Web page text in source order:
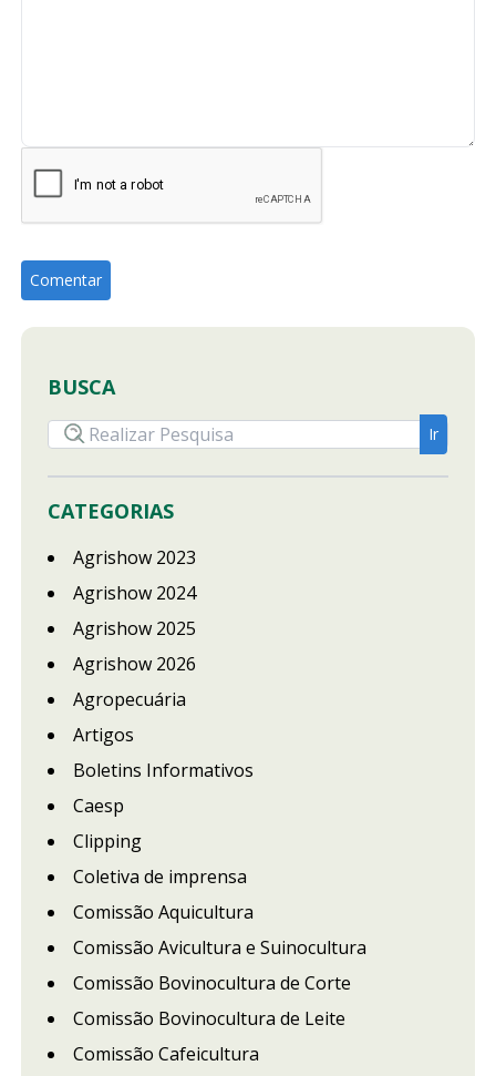
BUSCA
CATEGORIAS
Agrishow 2023
Agrishow 2024
Agrishow 2025
Agrishow 2026
Agropecuária
Artigos
Boletins Informativos
Caesp
Clipping
Coletiva de imprensa
Comissão Aquicultura
Comissão Avicultura e Suinocultura
Comissão Bovinocultura de Corte
Comissão Bovinocultura de Leite
Comissão Cafeicultura